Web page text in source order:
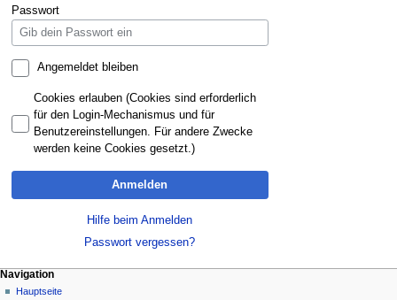
Passwort
Angemeldet bleiben
Cookies erlauben (Cookies sind erforderlich
für den Login-Mechanismus und für
Benutzereinstellungen. Für andere Zwecke
werden keine Cookies gesetzt.)
Anmelden
Hilfe beim Anmelden
Passwort vergessen?
Navigation
Hauptseite